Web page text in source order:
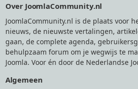
Over JoomlaCommunity.nl
JoomlaCommunity.nl is de plaats voor
nieuws, de nieuwste vertalingen,
gaan, de complete agenda,
behulpzaam forum om je wegwijs te
Joomla. Voor én door de Nederlandse
Algemeen